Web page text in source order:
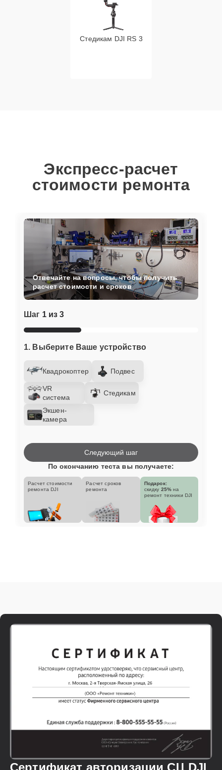
Стедикам DJI RS 3
Экспресс-расчет
стоимости ремонта
Шаг 1 из 3
1. Выберите Ваше устройство
Квадрокоптер Подвес
VR
система
Стедикам
Экшен-
камера
Отвечайте на вопросы, чтобы получить
расчет стоимости и сроков
Следующий шаг
По окончанию теста вы получаете:
Расчет стоимости
ремонта DJI
Расчет сроков
ремонта
Подарок:
скидку 25% на
ремонт техники DJI
Сертификат авторизации СЦ DJI